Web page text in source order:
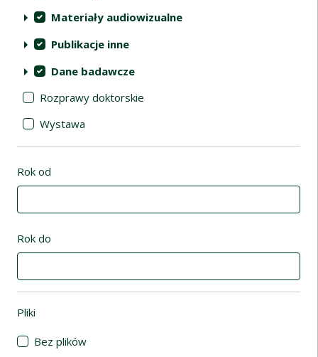
Materiały audiowizualne
Publikacje inne
Dane badawcze
Rozprawy doktorskie
Wystawa
Rok od
Rok do
Pliki
Bez plików